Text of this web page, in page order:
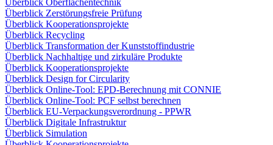
Überblick Oberflächentechnik
Überblick Zerstörungsfreie Prüfung
Überblick Kooperationsprojekte
Überblick Recycling
Überblick Transformation der Kunststoffindustrie
Überblick Nachhaltige und zirkuläre Produkte
Überblick Kooperationsprojekte
Überblick Design for Circularity
Überblick Online-Tool: EPD-Berechnung mit CONNIE
Überblick Online-Tool: PCF selbst berechnen
Überblick EU-Verpackungsverordnung - PPWR
Überblick Digitale Infrastruktur
Überblick Simulation